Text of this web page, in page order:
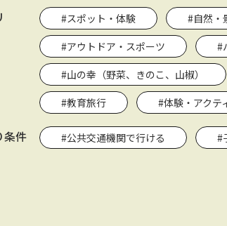
#スポット・体験 #自然・
#アウトドア・スポーツ
#
#山の幸（野菜、きのこ、山椒）
#教育旅行
#体験・アクテ
条件 #公共交通機関で行ける #